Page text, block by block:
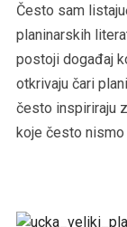
Često sam
planinarskih
postoji događaj
otkrivaju čari
često inspiriraju
koje često nismo